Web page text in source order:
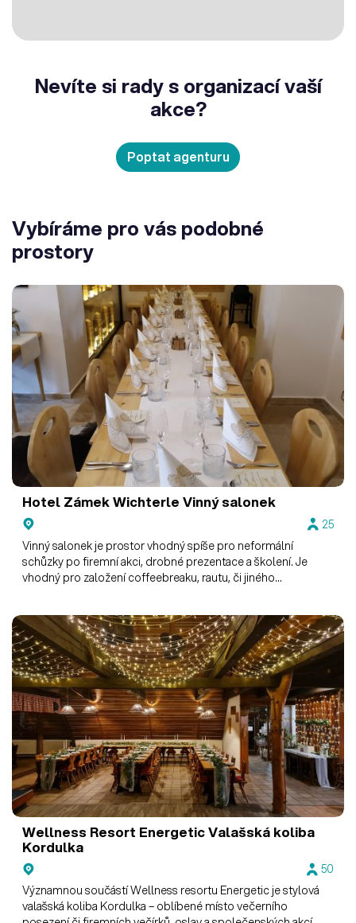
Nevíte si rady s organizací vaší
akce?
Poptat agenturu
Vybíráme pro vás podobné
prostory
Hotel Zámek Wichterle Vinný salonek
25
Vinný salonek je prostor vhodný spíše pro neformální
schůzky po firemní akci, drobné prezentace a školení. Je
vhodný pro založení coffeebreaku, rautu, či jiného
Wellness Resort EnergeticValašská koliba
Kordulka
50
Významnou součástí Wellness resortu Energetic je stylová
valašská koliba Kordulka – oblíbené místo večerního